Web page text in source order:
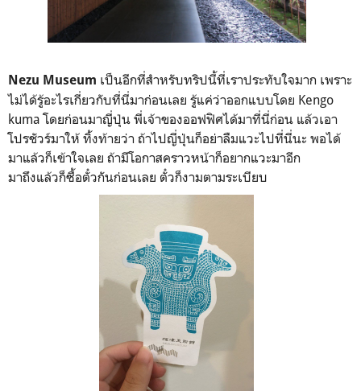
Nezu Museum เป็นอีกที่สำหรับทริปนี้ที่เราประทับใจมาก เพราะ
ไม่ได้รู้อะไรเกี่ยวกับที่นี่มาก่อนเลย รู้แค่ว่าออกแบบโดย Kengo
kuma โดยก่อนมาญี่ปุ่น พี่เจ้าของออฟฟิศได้มาที่นี่ก่อน แล้วเอา
โปรชัวร์มาให้ ทิ้งท้ายว่า ถ้าไปญี่ปุ่นก็อย่าลืมแวะไปที่นี่นะ พอได้
มาแล้วก็เข้าใจเลย ถ้ามีโอกาสคราวหน้าก็อยากแวะมาอีก
มาถึงแล้วก็ซื้อตั๋วกันก่อนเลย ตั๋วก็งามตามระเบียบ